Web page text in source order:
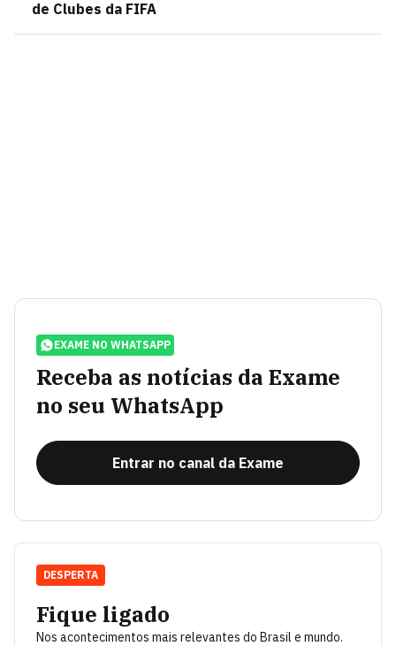
de Clubes da FIFA
EXAME NO WHATSAPP
Receba as notícias da Exame
no seu WhatsApp
Entrar no canal da Exame
Fique ligado
Nos acontecimentos mais relevantes do Brasil e mundo.
DESPERTA